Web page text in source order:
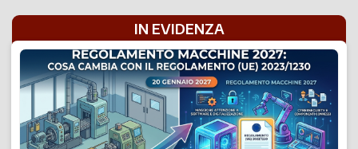
IN EVIDENZA